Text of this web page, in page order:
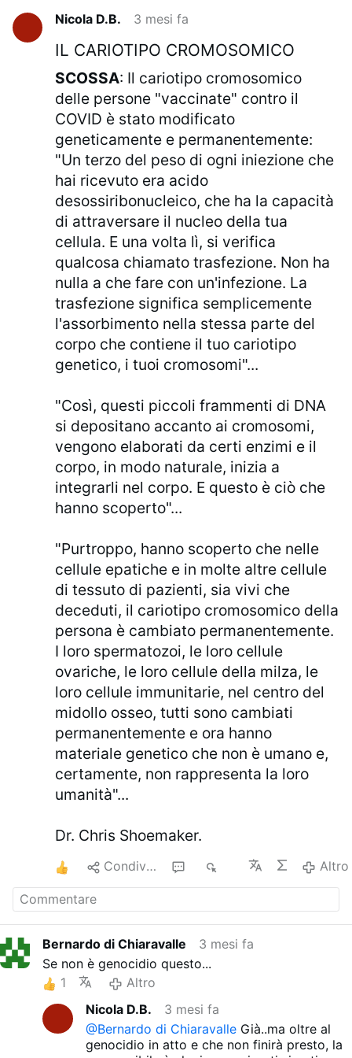
Nicola D.B. 3 mesi fa
IL CARIOTIPO CROMOSOMICO
SCOSSA: Il cariotipo cromosomico
delle persone "vaccinate" contro il
COVID è stato modificato
geneticamente e permanentemente:
"Un terzo del peso di ogni iniezione che
hai ricevuto era acido
desossiribonucleico, che ha la capacità
di attraversare il nucleo della tua
cellula. E una volta lì, si verifica
qualcosa chiamato trasfezione. Non ha
nulla a che fare con un'infezione. La
trasfezione significa semplicemente
l'assorbimento nella stessa parte del
corpo che contiene il tuo cariotipo
genetico, i tuoi cromosomi"...
"Così, questi piccoli frammenti di DNA
si depositano accanto ai cromosomi,
vengono elaborati da certi enzimi e il
corpo, in modo naturale, inizia a
integrarli nel corpo. E questo è ciò che
hanno scoperto"...
"Purtroppo, hanno scoperto che nelle
cellule epatiche e in molte altre cellule
di tessuto di pazienti, sia vivi che
deceduti, il cariotipo cromosomico della
persona è cambiato permanentemente.
I loro spermatozoi, le loro cellule
ovariche, le loro cellule della milza, le
loro cellule immunitarie, nel centro del
midollo osseo, tutti sono cambiati
permanentemente e ora hanno
materiale genetico che non è umano e,
certamente, non rappresenta la loro
umanità"...
Dr. Chris Shoemaker.
Condividere Altro
Bernardo di Chiaravalle
3 mesi fa
Se non è genocidio questo...
1
Altro
Nicola D.B.
3 mesi fa
@Bernardo di ChiaravalleGià..ma oltre al
genocidio in atto e che non finirà presto, la